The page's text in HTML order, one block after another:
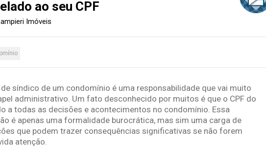
ao seu CPF
Imóveis
síndico de um condomínio é uma responsabilidade que vai muito
administrativo. Um fato desconhecido por muitos é que o CPF do
a todas as decisões e acontecimentos no condomínio. Essa
é apenas uma formalidade burocrática, mas sim uma carga de
que podem trazer consequências significativas se não forem
atenção.